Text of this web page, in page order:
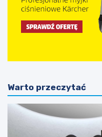
Warto przeczytać